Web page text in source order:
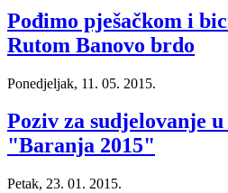
Pođimo pješačkom i
Rutom Banovo brdo
Ponedjeljak, 11. 05. 2015.
Poziv za sudjelovanje
"Baranja 2015"
Petak, 23. 01. 2015.